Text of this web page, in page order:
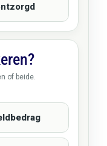
of beide.